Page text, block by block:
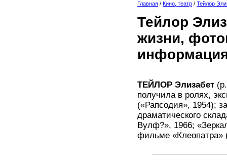
Главная / Кино, театр / Тейлор
Тейлор
жизни,
ТЕЙЛОР Элизабет
получила в ролях,
(«Рапсодия», 1954);
драматического
Вулф?», 1966;
фильме «Клеопатра»